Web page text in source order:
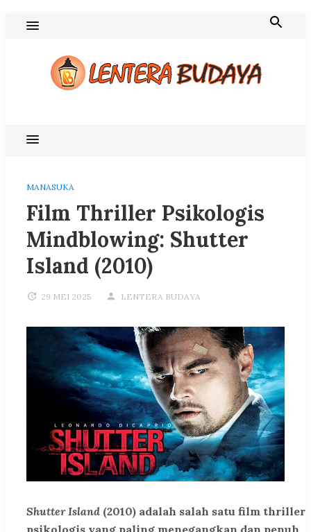
MANASUKA
Film Thriller Psikologis
Mindblowing: Shutter
Island (2010)
29 MEI 2025 LENTERA BUDAYA
Shutter Island (2010) adalah salah satu film thriller